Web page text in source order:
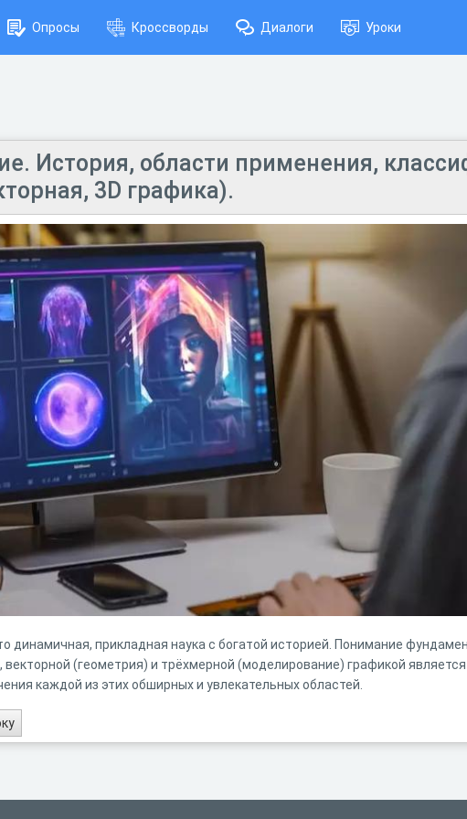
Опросы Кроссворды Диалоги Уроки
История, области применения,
3D графика).
динамичная, прикладная наука с богатой историей. Понимание
(геометрия) и трёхмерной (моделирование) графикой
каждой из этих обширных и увлекательных областей.